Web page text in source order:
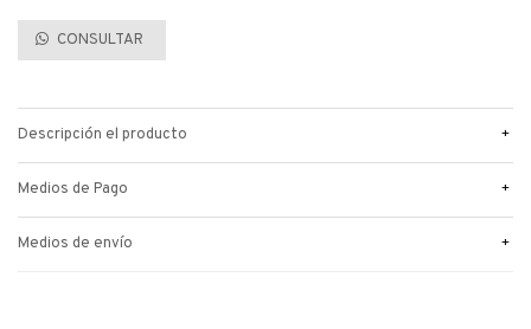
CONSULTAR
+
Descripción el producto
+
Medios de Pago
+
Medios de envío